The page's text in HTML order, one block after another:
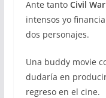
Ante tanto Civil War
intensos yo
dos personajes.
Una buddy movie
dudaría en
regreso en el cine.